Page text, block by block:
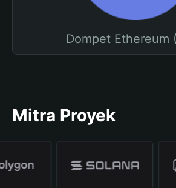
Dompet Ethereum
Mitra Proyek